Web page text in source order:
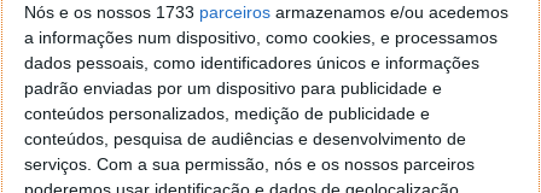
Nós e os nossos 1733 parceiros armazenamos e/ou acedemos
a informações num dispositivo, como cookies, e processamos
dados pessoais, como identificadores únicos e informações
padrão enviadas por um dispositivo para publicidade e
conteúdos personalizados, medição de publicidade e
conteúdos, pesquisa de audiências e desenvolvimento de
serviços. Com a sua permissão, nós e os nossos parceiros
poderemos usar identificação e dados de geolocalização
tentei apagar o explorer na tentativa de forçar o uso do
firefox mas em vao. Kaso te lembres de outra dica fico
agradecido, caso contrario obrigado a mesma
Responder
Vítor M.
7 de Novembro de 2005 às 01:39